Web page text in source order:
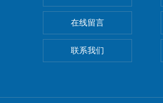
在线留言
联系我们